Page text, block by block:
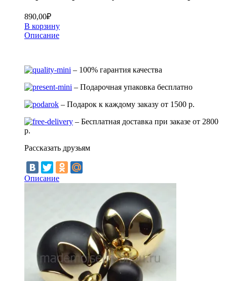
890,00₽
В корзину
Описание
– 100% гарантия качества
– Подарочная упаковка бесплатно
– Подарок к каждому заказу от 1500 р.
– Бесплатная доставка при заказе от 2800
р.
Рассказать друзьям
Описание